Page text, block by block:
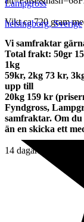
Vikt ca 720 gram
Vi samfraktar
Total frakt: 50gr
1kg
59kr, 2kg 73 kr,
upp till
20kg 159 kr
Fyndgross,
samfraktar. Om du
än en skicka ett
14 dagars full
Lampgross
helsingborg,Sverige